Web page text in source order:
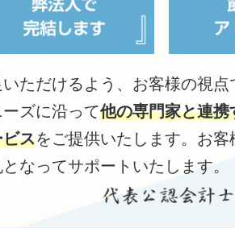
ただけるよう、お客様の視点
ズに沿って他の専門家と連携
スをご提供いたします。お客
なってサポートいたします。